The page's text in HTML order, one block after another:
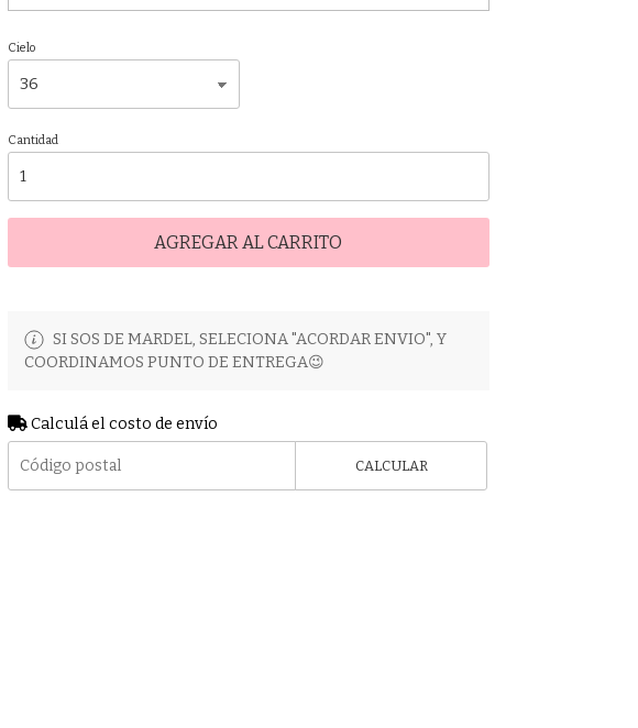
Cielo
Cantidad
AGREGAR AL CARRITO
SI SOS DE MARDEL, SELECIONA "ACORDAR ENVIO", Y
COORDINAMOS PUNTO DE ENTREGA😉
Calculá el costo de envío
CALCULAR